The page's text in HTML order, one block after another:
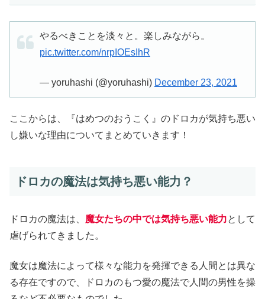
やるべきことを淡々と。楽しみながら。
pic.twitter.com/nrpIOEsIhR
— yoruhashi (@yoruhashi) December 23, 2021
ここからは、『はめつのおうこく』のドロカが気持ち悪い
し嫌いな理由についてまとめていきます！
ドロカの魔法は気持ち悪い能力？
ドロカの魔法は、 魔女たちの中では気持ち悪い能力として
虐げられてきました。
魔女は魔法によって様々な能力を発揮できる人間とは異な
る存在ですので、ドロカのもつ愛の魔法で人間の男性を操